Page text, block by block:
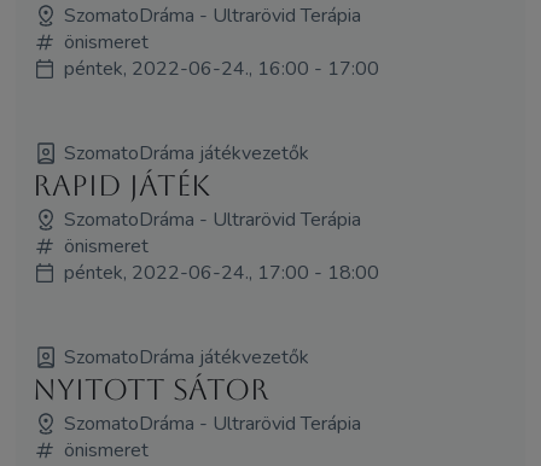
SzomatoDráma - Ultrarövid Terápia
önismeret
péntek, 2022-06-24., 16:00 - 17:00
SzomatoDráma játékvezetők
Rapid játék
SzomatoDráma - Ultrarövid Terápia
önismeret
péntek, 2022-06-24., 17:00 - 18:00
SzomatoDráma játékvezetők
NYITOTT SÁTOR
SzomatoDráma - Ultrarövid Terápia
önismeret